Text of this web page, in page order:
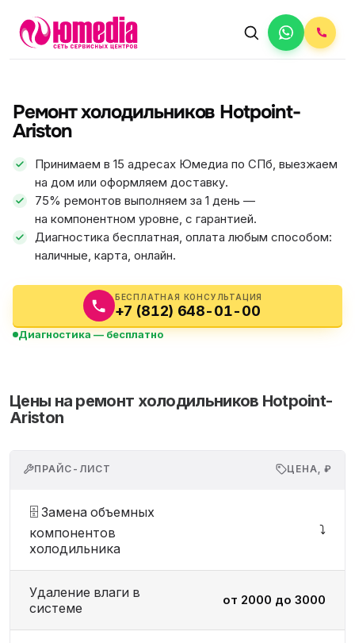
Ремонт холодильников Hotpoint-
Ariston
Принимаем в 15 адресах Юмедиа по СПб, выезжаем
на дом или оформляем доставку.
75% ремонтов выполняем за 1 день —
на компонентном уровне, с гарантией.
Диагностика бесплатная, оплата любым способом:
наличные, карта, онлайн.
БЕСПЛАТНАЯ КОНСУЛЬТАЦИЯ
+7 (812) 648-01-00
Диагностика — бесплатно
ФИКС ЦЕНА
АВТОРИЗОВАННЫЙ СЕРВИС
Цены на ремонт холодильников Hotpoint-
Ariston
ПРАЙС-ЛИСТ ЦЕНА, ₽
🗄️ Замена объемных
компонентов
холодильника
⤵️
Удаление влаги в
системе
от 2000 до 3000